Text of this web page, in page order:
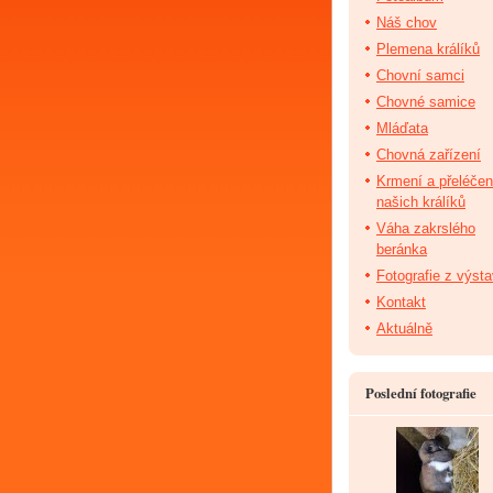
Náš chov
Plemena králíků
Chovní samci
Chovné samice
Mláďata
Chovná zařízení
Krmení a
našich králíků
Váha zakrslého
beránka
Fotografie z
Kontakt
Aktuálně
Poslední fotografie